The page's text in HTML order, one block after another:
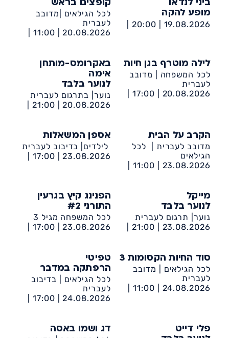
ביני לנדאו
מופע להקה
19.08.2026 |
20:00 |
קופצים בראש
לכל הגילאים |מדובב
לעברית
20.08.2026 |
11:00 |
לילה מוטרף בגן חיות
לכל המשפחה | מדובב
לעברית
20.08.2026 |
17:00 |
באקרומס-מותחן
אימה
לנוער בלבד
נוער| בתרגום לעברית
20.08.2026 |
21:00 |
הקרב על הבית
מדובב לעברית | לכל
הגילאים
23.08.2026 |
11:00 |
אספן המשאלות
לילדים| בדיבוב לעברית
23.08.2026 |
17:00 |
מייקל
לנוער בלבד
נוער| תרגום לעברית
23.08.2026 |
21:00 |
הפנינג קיץ בגרעין
התורני #2
לכל המשפחה מגיל 3
23.08.2026 |
17:00 |
סוד החיות הקסומות 3
לכל הגילאים | מדובב
לעברית
24.08.2026 |
11:00 |
טפיטי
הרפתקה במדבר
לכל הגילאים | בדיבוב
לעברית
24.08.2026 |
17:00 |
פלי דייט
דג ושמו באסה